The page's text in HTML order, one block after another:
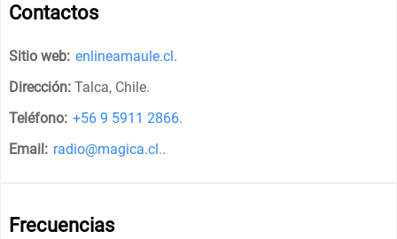
Contactos
Sitio web: enlineamaule.cl.
Dirección: Talca, Chile.
Teléfono: +56 9 5911 2866.
Email: radio@magica.cl..
Frecuencias